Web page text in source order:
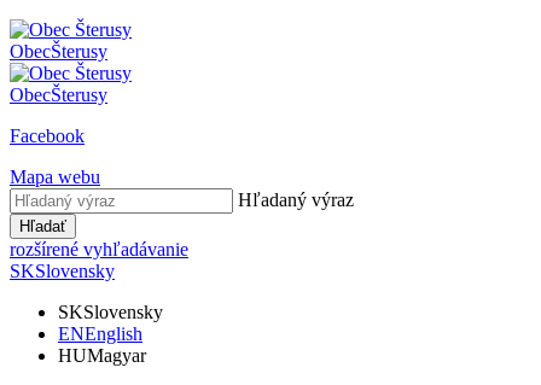
ObecŠterusy
ObecŠterusy
Facebook
Mapa webu
Hľadaný výraz
Hľadať
rozšírené vyhľadávanie
SKSlovensky
SKSlovensky
ENEnglish
HUMagyar